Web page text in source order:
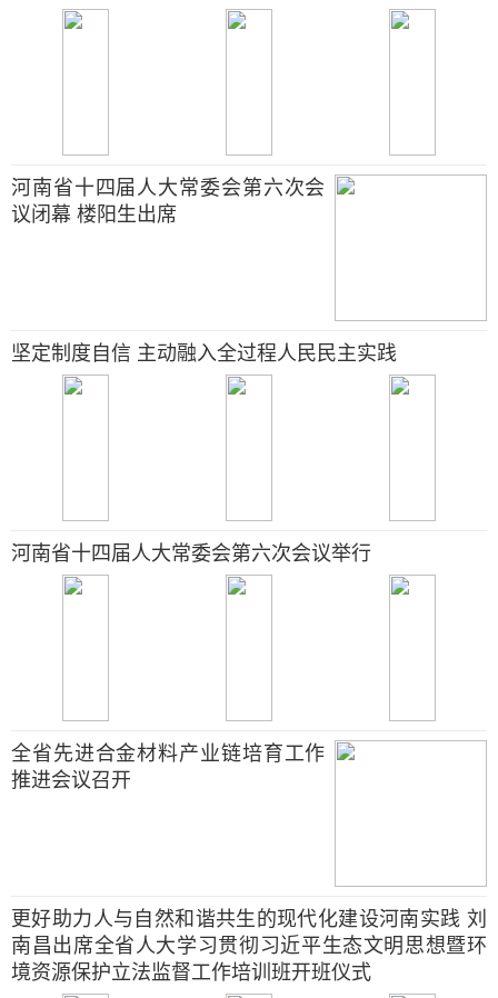
河南省十四届人大常委会第六次会
议闭幕 楼阳生出席
坚定制度自信 主动融入全过程人民民主实践
河南省十四届人大常委会第六次会议举行
全省先进合金材料产业链培育工作
推进会议召开
更好助力人与自然和谐共生的现代化建设河南实践 刘
南昌出席全省人大学习贯彻习近平生态文明思想暨环
境资源保护立法监督工作培训班开班仪式